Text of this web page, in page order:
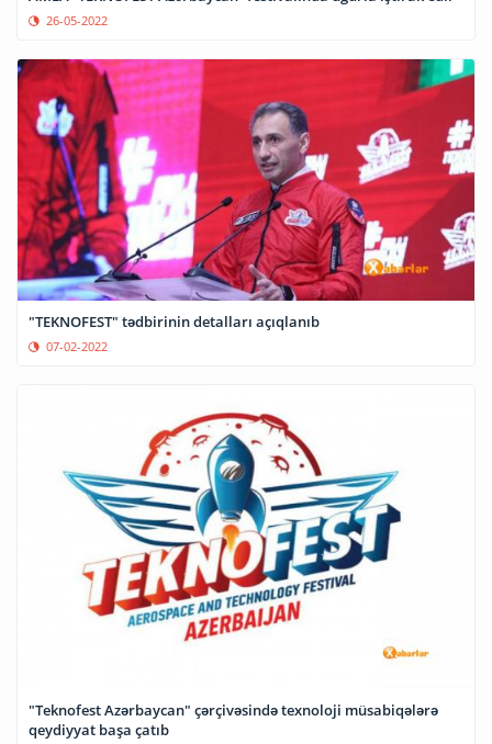
26-05-2022
"TEKNOFEST" tədbirinin detalları açıqlanıb
07-02-2022
"Teknofest Azərbaycan" çərçivəsində texnoloji müsabiqələrə
qeydiyyat başa çatıb